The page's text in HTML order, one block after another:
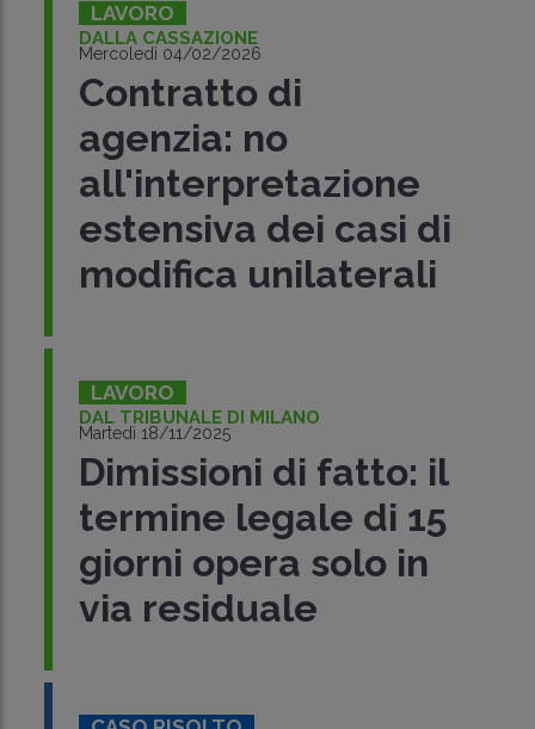
LAVORO
DALLA CASSAZIONE
Mercoledì 04/02/2026
Contratto di
agenzia: no
all'interpretazione
estensiva dei casi di
modifica unilaterali
LAVORO
DAL TRIBUNALE DI MILANO
Martedì 18/11/2025
Dimissioni di fatto: il
termine legale di 15
giorni opera solo in
via residuale